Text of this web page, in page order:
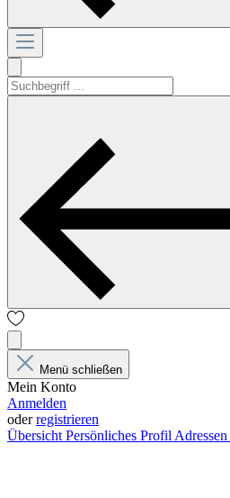
Menü schließen
Mein Konto
Anmelden
oderregistrieren
Übersicht Persönliches Profil Adressen